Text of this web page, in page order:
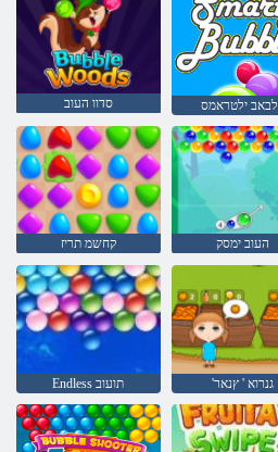
סדוו העוב ילטראמס
קחשמ תריז העוב ימסק
Endless תועוב 'גנרוא ' ץנאר